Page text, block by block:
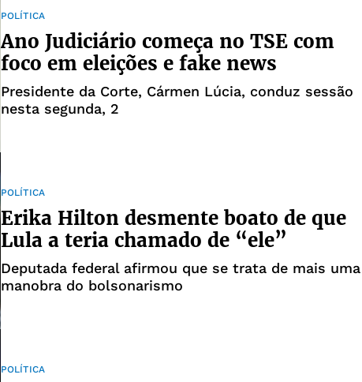
POLÍTICA
Ano Judiciário começa no TSE com
foco em eleições e fake news
Presidente da Corte, Cármen Lúcia, conduz sessão
nesta segunda, 2
POLÍTICA
Erika Hilton desmente boato de que
Lula a teria chamado de “ele”
Deputada federal afirmou que se trata de mais uma
manobra do bolsonarismo
POLÍTICA